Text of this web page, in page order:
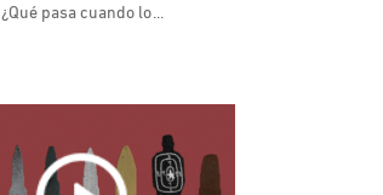
¿Qué pasa cuando lo